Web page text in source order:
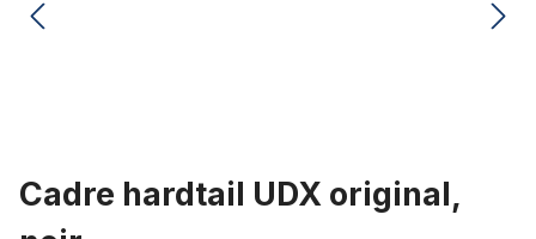
Cadre hardtail UDX original,